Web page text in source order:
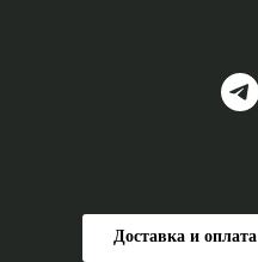
Доставка и оплата